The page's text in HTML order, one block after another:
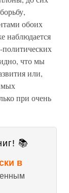
обоих
наблюдается
что мы
или,
при очень
📚
в